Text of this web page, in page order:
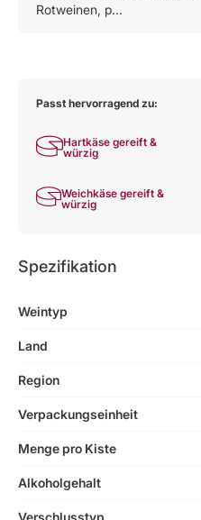
Rotweinen, p...
Passt hervorragend zu:
Hartkäse gereift &
würzig
Weichkäse gereift &
würzig
Spezifikation
Weintyp
Land
Region
Verpackungseinheit
Menge pro Kiste
Alkoholgehalt